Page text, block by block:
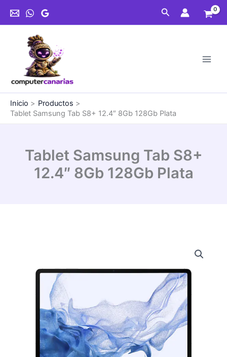
Buscar
Inicio
Productos
Tablet Samsung Tab S8+ 12.4″ 8Gb 128Gb Plata
Tablet Samsung Tab S8+
12.4″ 8Gb 128Gb Plata
S8+
12.4"
128Gb
cantidad